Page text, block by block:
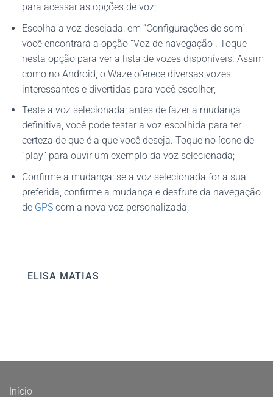
para acessar as opções de voz;
Escolha a voz desejada: em “Configurações de som”,
você encontrará a opção “Voz de navegação”. Toque
nesta opção para ver a lista de vozes disponíveis. Assim
como no Android, o Waze oferece diversas vozes
interessantes e divertidas para você escolher;
Teste a voz selecionada: antes de fazer a mudança
definitiva, você pode testar a voz escolhida para ter
certeza de que é a que você deseja. Toque no ícone de
“play” para ouvir um exemplo da voz selecionada;
Confirme a mudança: se a voz selecionada for a sua
preferida, confirme a mudança e desfrute da navegação
de GPScom a nova voz personalizada;
ELISA MATIAS
Início